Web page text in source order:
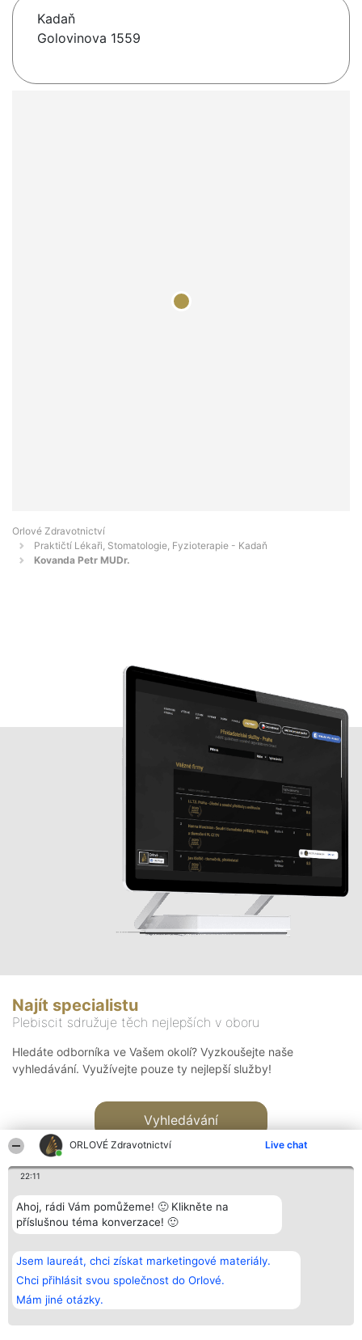
ORLOVÉ Zdravotnictví Live chat
22:11
Ahoj, rádi Vám pomůžeme! 🙂 Klikněte na
příslušnou téma konverzace! 🙂
Jsem laureát, chci získat marketingové materiály.
Chci přihlásit svou společnost do Orlové.
Mám jiné otázky.
Kadaň
Golovinova 1559
Orlové Zdravotnictví
Praktičtí Lékaři, Stomatologie, Fyzioterapie - Kadaň
Kovanda Petr MUDr.
Najít specialistu
Plebiscit sdružuje těch nejlepších v oboru
Hledáte odborníka ve Vašem okolí? Vyzkoušejte naše
vyhledávání. Využívejte pouze ty nejlepší služby!
Vyhledávání
Bright Side Solutions sp. z o.
o. sp. k.
ul. Ruska 22
Wrocław 50-079
KRS 0000749100 | Regon
381313360 | NIP 8943132676
Vítězové
Seznam všech
laureátů
Zásady
Zásady
Kontakt